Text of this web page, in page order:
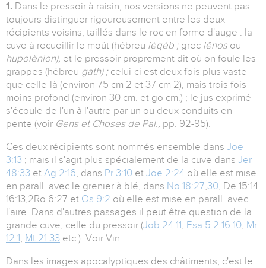
1. Dans le pressoir à raisin, nos versions ne peuvent pas
toujours distinguer rigoureusement entre les deux
récipients voisins, taillés dans le roc en forme d'auge : la
cuve à recueillir le moût (hébreu ièqèb ; grec lênos ou
hupolênion), et le pressoir proprement dit où on foule les
grappes (hébreu gath) ; celui-ci est deux fois plus vaste
que celle-là (environ 75 cm 2 et 37 cm 2), mais trois fois
moins profond (environ 30 cm. et go cm.) ; le jus exprimé
s'écoule de l'un à l'autre par un ou deux conduits en
pente (voir Gens et Choses de Pal., pp. 92-95).
Ces deux récipients sont nommés ensemble dans Joe
3:13 ; mais il s'agit plus spécialement de la cuve dans Jer
48:33 et Ag 2:16, dans Pr 3:10 et Joe 2:24 où elle est mise
en parall. avec le grenier à blé, dans No 18:27,30, De 15:14
16:13,2Ro 6:27 et Os 9:2 où elle est mise en parall. avec
l'aire. Dans d'autres passages il peut être question de la
grande cuve, celle du pressoir (Job 24:11, Esa 5:2 16:10, Mr
12:1, Mt 21:33 etc.). Voir Vin.
Dans les images apocalyptiques des châtiments, c'est le